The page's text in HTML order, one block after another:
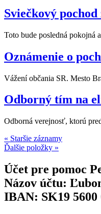
Sviečkový
Toto bude posledná pokojná
Oznámenie o
Vážení občania SR. Mesto
Odborný tím na
Odborná verejnosť, ktorú
« Staršie záznamy
Ďalšie položky »
Účet pre pomoc
Názov účtu:
IBAN: SK19 5600